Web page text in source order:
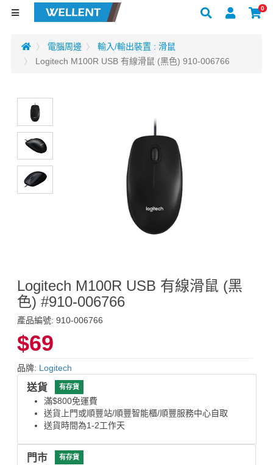
0
電腦周邊
輸入/輸出裝置 : 滑鼠
Logitech M100R USB 有線滑鼠 (黑色) 910-006766
Logitech M100R USB 有線滑鼠 (黑
色) #910-006766
產品編號: 910-006766
$69
品牌: Logitech
送貨 有存貨
滿$800免運費
送貨上門或順豐站/順豐智能櫃/順豐服務中心自取
送貨時間為1-2工作天
門市 有存貨